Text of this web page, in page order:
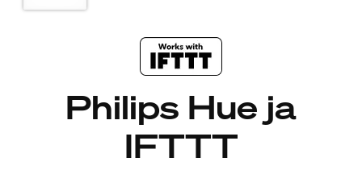
Philips Hue ja
IFTTT